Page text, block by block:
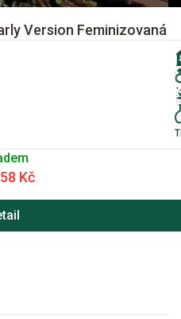
Version Feminizovaná
Kč